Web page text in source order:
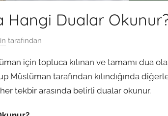
Hangi Dualar
tarafından
için topluca kılınan ve tamamı dua
Müslüman tarafından kılındığında
tekbir arasında belirli dualar okunur.